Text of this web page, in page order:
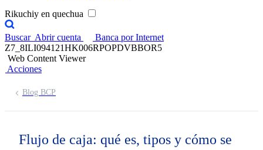
Rikuchiy en quechua
Buscar Abrir cuenta
Banca por Internet
Z7_8ILI094121HK006RPOPDVBBOR5
Web Content Viewer
Acciones
Blog BCP
Flujo de caja: qué es, tipos y cómo se